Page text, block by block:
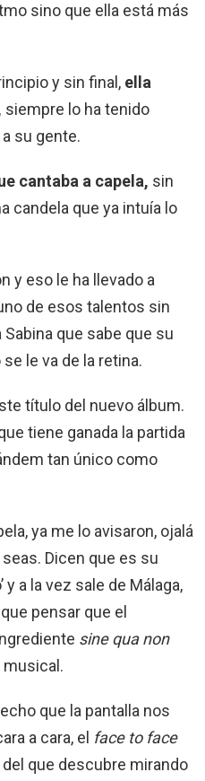
sino que ella está más
y sin final, ella
siempre lo ha tenido
su gente.
cantaba a capela, sin
candela que ya intuía lo
y eso le ha llevado a
de esos talentos sin
que sabe que su
le va de la retina.
título del nuevo álbum.
tiene ganada la partida
tan único como
ya me lo avisaron, ojalá
Dicen que es su
y a la vez sale de Málaga,
pensar que el
sine qua non
musical.
que la pantalla nos
a cara, el face to face
que descubre mirando